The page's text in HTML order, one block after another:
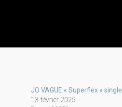
JO VAGUE « Superflex » single
13 février 2025